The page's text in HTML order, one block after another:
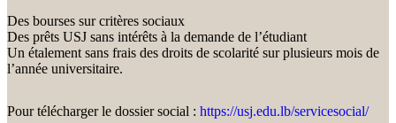
Des bourses sur critères sociaux
Des prêts USJ sans intérêts à la demande de l’étudiant
Un étalement sans frais des droits de scolarité sur plusieurs mois de
l’année universitaire.
Pour télécharger le dossier social : https://usj.edu.lb/servicesocial/